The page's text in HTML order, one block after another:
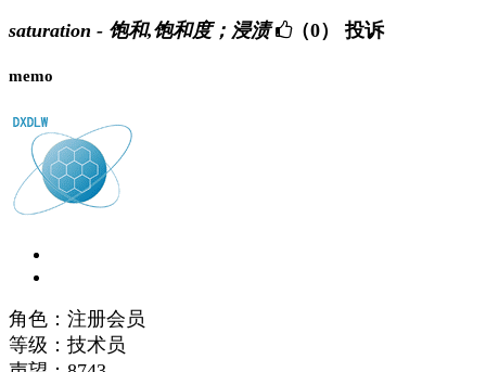
saturation - 饱和,饱和度；浸渍 （0） 投诉
memo
角色：注册会员
等级：技术员